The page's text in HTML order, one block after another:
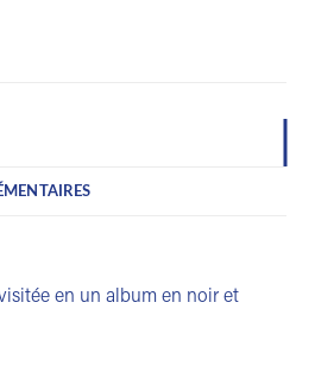
en un album en noir et